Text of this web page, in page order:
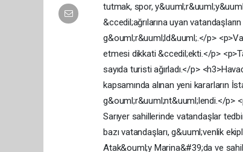
tutmak, spor,
&ccedil;ağrılarına uyan
g&ouml;r&uuml;ld&uuml;.</p>
etmesi dikkati &ccedil;ekti.</p>
sayıda turisti ağırladı.</p>
kapsamında alınan yeni kararların
g&ouml;r&uuml;nt&uuml;lendi.</p>
Sarıyer sahillerinde vatandaşlar
bazı vatandaşları, g&uuml;venlik
Atak&ouml;y Marina&#39;da ve